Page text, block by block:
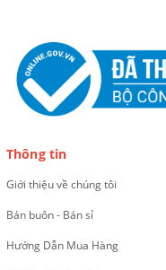
Thông tin
Giới thiệu về chúng tôi
Bán buôn - Bán sỉ
Hướng Dẫn Mua Hàng